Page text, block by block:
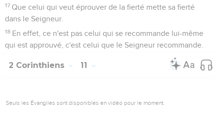
17 Que celui qui veut éprouver de la fierté mette sa fierté
dans le Seigneur.
18 En effet, ce n'est pas celui qui se recommande lui-même
qui est approuvé, c'est celui que le Seigneur recommande.
2 Corinthiens 11
Seuls les Évangiles sont disponibles en vidéo pour le moment.